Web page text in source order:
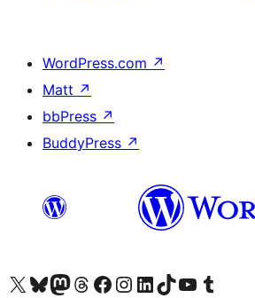
WordPress.com ↗
Matt ↗
bbPress ↗
BuddyPress ↗
Acessar nossa conta do X (antigo Twitter)
Acessar nossa conta do Bluesky
Acessar nossa conta do Mastodon
Acessar nossa conta do Threads
Acessar nossa página do Facebook
Acessar nossa conta do Instagram
Acessar nossa conta do LinkedIn
Acessar nossa conta do TikTok
Acessar nosso canal do YouTube
Acessar nossa conta no Tumblr